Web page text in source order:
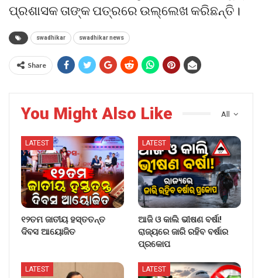
ପ୍ରଶାସକ ତାଙ୍କ ପତ୍ରରେ ଉଲ୍ଲେଖ କରିଛନ୍ତି।
swadhikar swadhikar news
Share
All
You Might Also Like
LATEST
୧୨ତମ ଜାତୀୟ ହସ୍ତତନ୍ତ
ଦିବସ ଆୟୋଜିତ
LATEST
ଆଜି ଓ କାଲି ଭୀଷଣ ବର୍ଷା!
ରାଜ୍ୟରେ ଜାରି ରହିବ ବର୍ଷାର
ପ୍ରକୋପ
LATEST LATEST